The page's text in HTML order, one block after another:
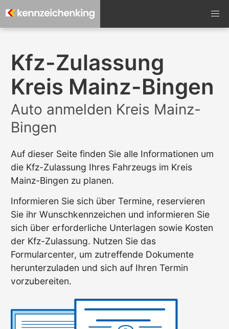
Kfz-Zulassung
Kreis Mainz-Bingen
Auto anmelden Kreis Mainz-
Bingen
Auf dieser Seite finden Sie alle Informationen um
die Kfz-Zulassung Ihres Fahrzeugs im Kreis
Mainz-Bingen zu planen.
Informieren Sie sich über Termine, reservieren
Sie ihr Wunschkennzeichen und informieren Sie
sich über erforderliche Unterlagen sowie Kosten
der Kfz-Zulassung. Nutzen Sie das
Formularcenter, um zutreffende Dokumente
herunterzuladen und sich auf Ihren Termin
vorzubereiten.